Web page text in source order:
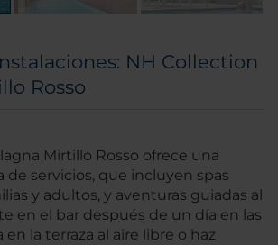
NH Collection
Rosso
Mirtillo Rosso ofrece una
de servicios, que incluyen spas
y adultos, y aventuras guiadas al
en el bar después de un día en las
en la terraza al aire libre o haz